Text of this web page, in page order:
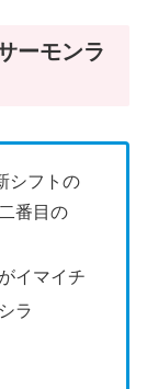
ーモンラ
シフトの
番目の
イマイチ
ラ